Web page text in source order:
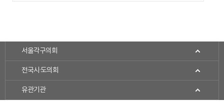
서울각구의회
전국시·도의회
유관기관